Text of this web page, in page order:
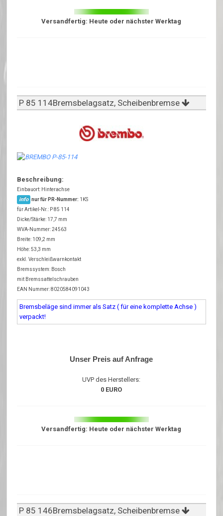
Versandfertig: Heute oder nächster Werktag
P 85 114Bremsbelagsatz, Scheibenbremse
Beschreibung:
Einbauort: Hinterachse
info nur für PR-Nummer: 1KS
für Artikel-Nr.: P 85 114
Dicke/Stärke: 17,7 mm
WVA-Nummer: 24563
Breite: 109,2 mm
Höhe: 53,3 mm
exkl. Verschleißwarnkontakt
Bremssystem: Bosch
mit Bremssattelschrauben
EAN Nummer: 8020584091043
Bremsbeläge sind immer als Satz ( für eine komplette Achse )
verpackt!
Unser Preis auf Anfrage
UVP des Herstellers:
0 EURO
Versandfertig: Heute oder nächster Werktag
P 85 146Bremsbelagsatz, Scheibenbremse